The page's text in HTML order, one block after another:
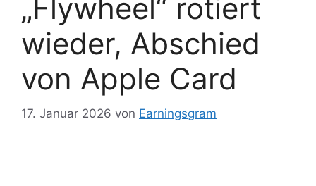
„Flywheel“ rotiert
wieder, Abschied
von Apple Card
17. Januar 2026 von Earningsgram